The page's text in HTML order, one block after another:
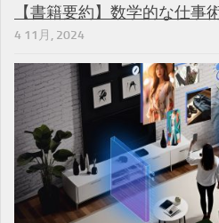
【書籍要約】数学的な仕事
4 11月, 2024